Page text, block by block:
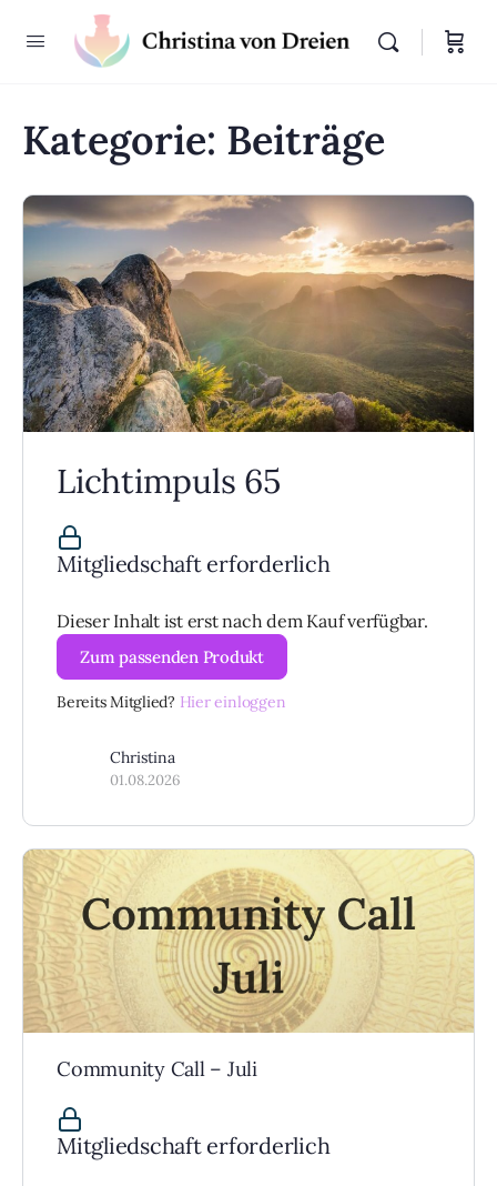
Kategorie: Beiträge
Lichtimpuls 65
Mitgliedschaft erforderlich
Dieser Inhalt ist erst nach dem Kauf verfügbar.
Zum passenden Produkt
Bereits Mitglied? Hier einloggen
Christina
01.08.2026
Community Call – Juli
Mitgliedschaft erforderlich